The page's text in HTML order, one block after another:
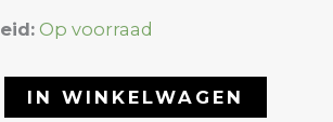
Op voorraad
IN WINKELWAGEN